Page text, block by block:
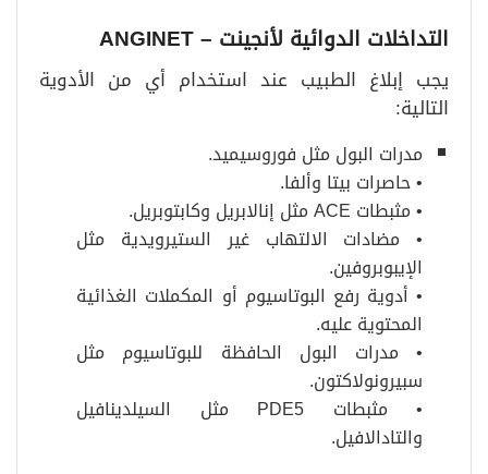
التداخلات الدوائية لأنجينت – ANGINET
يجب إبلاغ الطبيب عند استخدام أي من الأدوية
التالية:
مدرات البول مثل فوروسيميد.
• حاصرات بيتا وألفا.
• مثبطات ACE مثل إنالابريل وكابتوبريل.
• مضادات الالتهاب غير الستيرويدية مثل
الإيبوبروفين.
• أدوية رفع البوتاسيوم أو المكملات الغذائية
المحتوية عليه.
• مدرات البول الحافظة للبوتاسيوم مثل
سبيرونولاكتون.
• مثبطات PDE5 مثل السيلدينافيل
والتادالافيل.